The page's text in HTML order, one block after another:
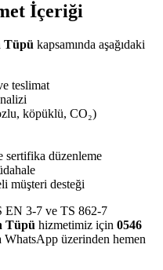
İçeriği
Tüpü kapsamında aşağıdaki
teslimat
köpüklü, CO₂)
düzenleme
müşteri desteği
EN 3-7 ve TS 862-7
Tüpü hizmetimiz için 0546
WhatsApp üzerinden hemen